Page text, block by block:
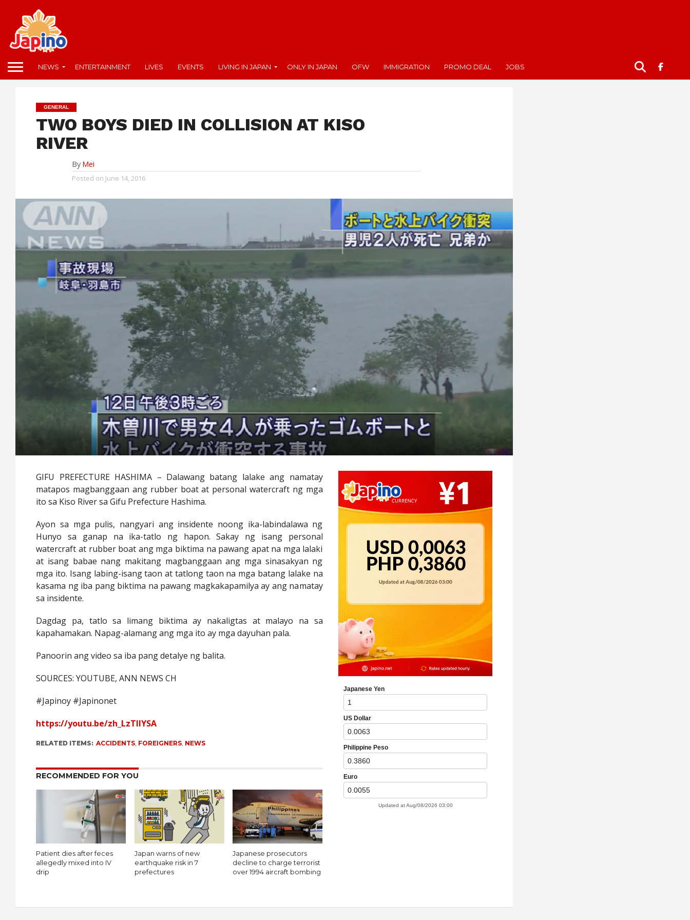
NEWS ENTERTAINMENT LIVES EVENTS LIVING IN JAPAN ONLY IN JAPAN OFW IMMIGRATION PROMO DEAL JOBS
GENERAL
TWO BOYS DIED IN COLLISION AT KISO
RIVER
By Mei
Posted on June 14, 2016
GIFU PREFECTURE HASHIMA – Dalawang batang lalake ang namatay
matapos magbanggaan ang rubber boat at personal watercraft ng mga
ito sa Kiso River sa Gifu Prefecture Hashima.
Ayon sa mga pulis, nangyari ang insidente noong ika-labindalawa ng
Hunyo sa ganap na ika-tatlo ng hapon. Sakay ng isang personal
watercraft at rubber boat ang mga biktima na pawang apat na mga lalaki
at isang babae nang makitang magbanggaan ang mga sinasakyan ng
mga ito. Isang labing-isang taon at tatlong taon na mga batang lalake na
kasama ng iba pang biktima na pawang magkakapamilya ay ang namatay
sa insidente.
Dagdag pa, tatlo sa limang biktima ay nakaligtas at malayo na sa
kapahamakan. Napag-alamang ang mga ito ay mga dayuhan pala.
Panoorin ang video sa iba pang detalye ng balita.
SOURCES: YOUTUBE, ANN NEWS CH
#Japinoy #Japinonet
https://youtu.be/zh_LzTIlYSA
RELATED ITEMS: ACCIDENTS, FOREIGNERS, NEWS
RECOMMENDED FOR YOU
Patient dies after feces
allegedly mixed into IV
drip
Japan warns of new
earthquake risk in 7
prefectures
Japanese prosecutors
decline to charge terrorist
over 1994 aircraft bombing